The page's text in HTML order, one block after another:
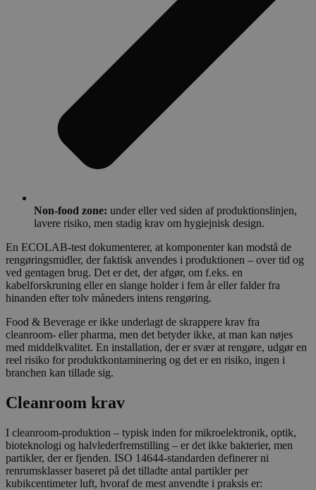
Non-food zone: under eller ved siden af produktionslinjen,
lavere risiko, men stadig krav om hygiejnisk design.
En ECOLAB-test dokumenterer, at komponenter kan modstå de
rengøringsmidler, der faktisk anvendes i produktionen – over tid og
ved gentagen brug. Det er det, der afgør, om f.eks. en
kabelforskruning eller en slange holder i fem år eller falder fra
hinanden efter tolv måneders intens rengøring.
Food & Beverage er ikke underlagt de skrappere krav fra
cleanroom- eller pharma, men det betyder ikke, at man kan nøjes
med middelkvalitet. En installation, der er svær at rengøre, udgør en
reel risiko for produktkontaminering og det er en risiko, ingen i
branchen kan tillade sig.
Cleanroom krav
I cleanroom-produktion – typisk inden for mikroelektronik, optik,
bioteknologi og halvlederfremstilling – er det ikke bakterier, men
partikler, der er fjenden. ISO 14644-standarden definerer ni
renrumsklasser baseret på det tilladte antal partikler per
kubikcentimeter luft, hvoraf de mest anvendte i praksis er: